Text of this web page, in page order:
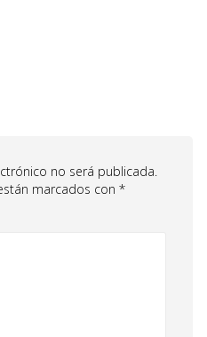
no será publicada.
marcados con *